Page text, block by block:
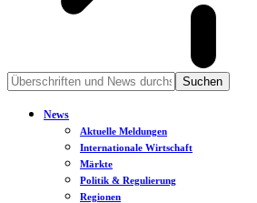
News
Aktuelle Meldungen
Internationale Wirtschaft
Märkte
Politik & Regulierung
Regionen